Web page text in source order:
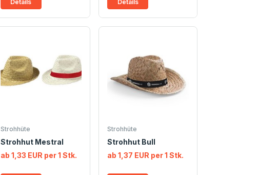
Details
Details
Strohhüte
Strohhut Mestral
ab 1,33 EUR per 1 Stk.
Strohhüte
Strohhut Bull
ab 1,37 EUR per 1 Stk.